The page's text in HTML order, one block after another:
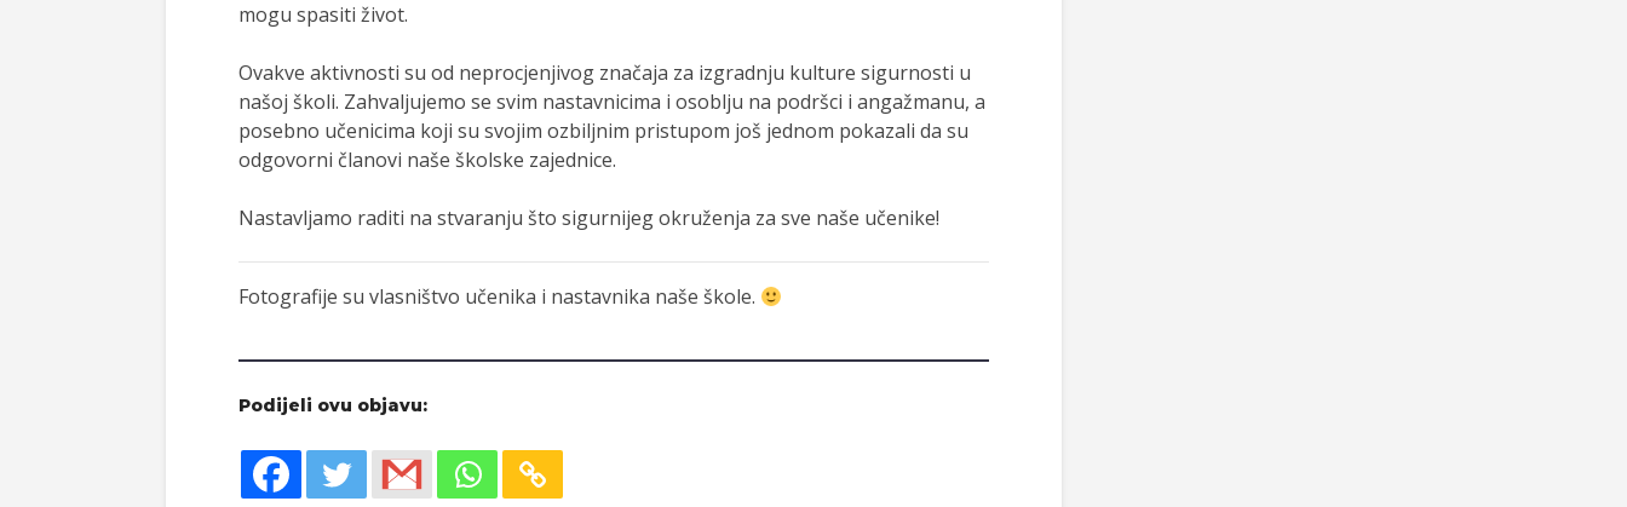
mogu spasiti život.
Ovakve aktivnosti su od neprocjenjivog značaja za izgradnju kulture sigurnosti u
našoj školi. Zahvaljujemo se svim nastavnicima i osoblju na podršci i angažmanu, a
posebno učenicima koji su svojim ozbiljnim pristupom još jednom pokazali da su
odgovorni članovi naše školske zajednice.
Nastavljamo raditi na stvaranju što sigurnijeg okruženja za sve naše učenike!
Fotografije su vlasništvo učenika i nastavnika naše škole.
Podijeli ovu objavu: